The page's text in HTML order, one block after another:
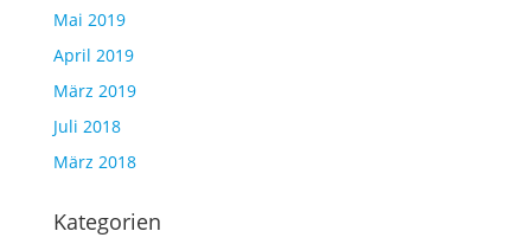
Mai 2019
April 2019
März 2019
Juli 2018
März 2018
Kategorien